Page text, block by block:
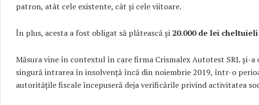
patron, atât cele existente, cât și cele viitoare.
În plus, acesta a fost obligat să plătească și 20.000 de lei
Măsura vine în contextul în care firma Crismalex Autotest SRL și-a
singură intrarea în insolvență încă din noiembrie 2019, într-o
autoritățile fiscale începuseră deja verificările privind activitatea